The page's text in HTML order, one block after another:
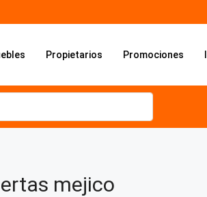
Propietarios Promociones
mejico